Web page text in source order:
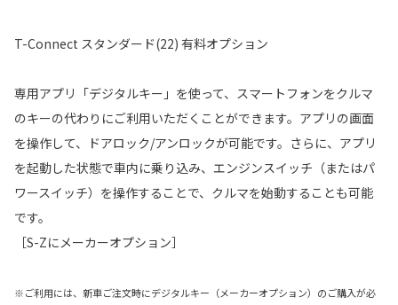
T-Connect スタンダード(22) 有料オプション
専用アプリ「デジタルキー」を使って、スマートフォンをクルマ
のキーの代わりにご利用いただくことができます。アプリの画面
を操作して、ドアロック/アンロックが可能です。さらに、アプリ
を起動した状態で車内に乗り込み、エンジンスイッチ（またはパ
ワースイッチ）を操作することで、クルマを始動することも可能
です。
［S-Zにメーカーオプション］
※ご利用には、新車ご注文時にデジタルキー（メーカーオプション）のご購入が必